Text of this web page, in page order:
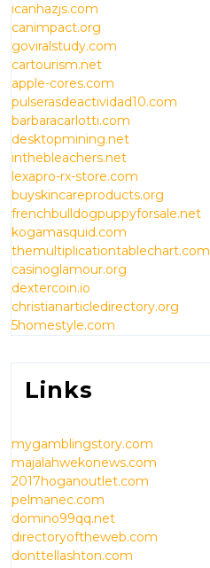
icanhazjs.com
canimpact.org
goviralstudy.com
cartourism.net
apple-cores.com
pulserasdeactividad10.com
barbaracarlotti.com
desktopmining.net
inthebleachers.net
lexapro-rx-store.com
buyskincareproducts.org
frenchbulldogpuppyforsale.net
kogamasquid.com
themultiplicationtablechart.com
casinoglamour.org
dextercoin.io
christianarticledirectory.org
5homestyle.com
Links
mygamblingstory.com
majalahwekonews.com
2017hoganoutlet.com
pelmanec.com
domino99qq.net
directoryoftheweb.com
donttellashton.com